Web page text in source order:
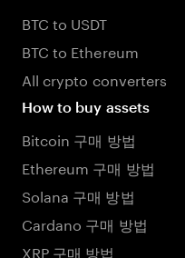
BTC to USDT
BTC to Ethereum
All crypto converters
How to buy assets
Bitcoin 구매 방법
Ethereum 구매 방법
Solana 구매 방법
Cardano 구매 방법
XRP 구매 방법